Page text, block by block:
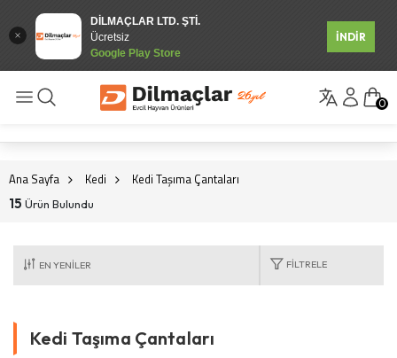
DİLMAÇLAR LTD. ŞTİ.
Ücretsiz
Google Play Store
İNDİR
0
Ana Sayfa Kedi Kedi Taşıma Çantaları
15 Ürün Bulundu
FILTRELE
Kedi Taşıma Çantaları